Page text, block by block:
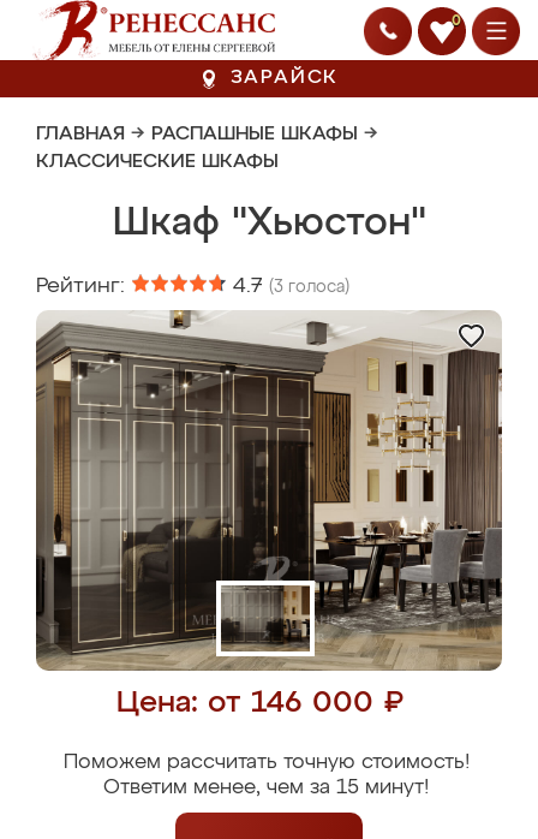
0
ЗАРАЙСК
ГЛАВНАЯ → РАСПАШНЫЕ ШКАФЫ →
КЛАССИЧЕСКИЕ ШКАФЫ
Шкаф "Хьюстон"
Рейтинг: 4.7 (3 голоса)
Цена: от 146 000 ₽
Поможем рассчитать точную стоимость!
Ответим менее, чем за 15 минут!